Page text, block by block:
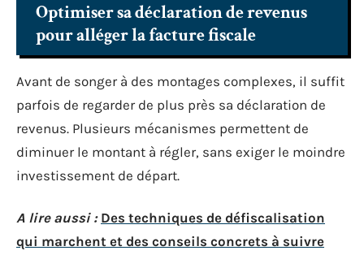
Optimiser sa déclaration de revenus
pour alléger la facture fiscale
Avant de songer à des montages complexes, il suffit
parfois de regarder de plus près sa déclaration de
revenus. Plusieurs mécanismes permettent de
diminuer le montant à régler, sans exiger le moindre
investissement de départ.
A lire aussi : Des techniques de défiscalisation
qui marchent et des conseils concrets à suivre